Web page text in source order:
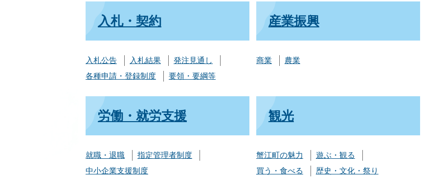
入札・契約
入札公告 入札結果
発注見通し
各種申請・登録制度
要領・要綱等
産業振興
商業 農業
労働・就労支援
就職・退職
指定管理者制度
中小企業支援制度
観光
蟹江町の魅力
遊ぶ・観る
買う・食べる
歴史・文化・祭り